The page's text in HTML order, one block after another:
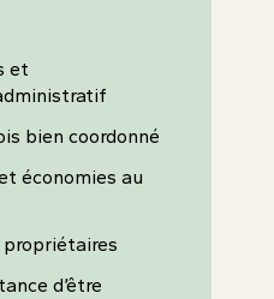
et
bien coordonné
économies au
propriétaires
d’être